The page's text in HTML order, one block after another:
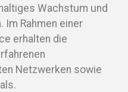
Wachstum und
Rahmen einer
erhalten die
Netzwerken sowie